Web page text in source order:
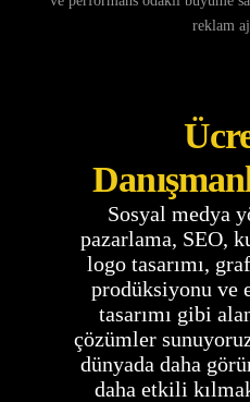
reklam
Sosyal medya
pazarlama, SEO,
logo tasarımı,
prodüksiyonu ve
tasarımı gibi
çözümler
dünyada daha
daha etkili